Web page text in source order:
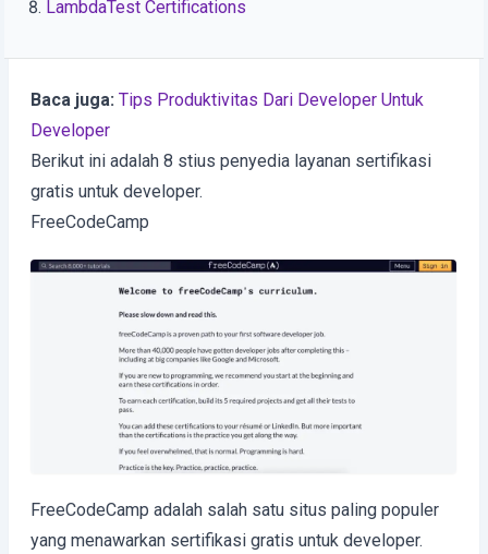
LambdaTest Certifications
Baca juga: Tips Produktivitas Dari Developer Untuk
Developer
Berikut ini adalah 8 stius penyedia layanan sertifikasi
gratis untuk developer.
FreeCodeCamp
FreeCodeCamp adalah salah satu situs paling populer
yang menawarkan sertifikasi gratis untuk developer.